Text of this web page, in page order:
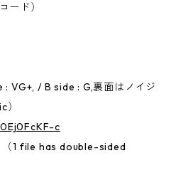
ード）
VG+, / B side : G,裏面はノイジ
c
（1 file has double-sided